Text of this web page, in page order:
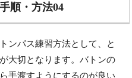
順・方法04
ンパス練習方法として、と
大切となります。バトンの
手渡すようにするのが良い